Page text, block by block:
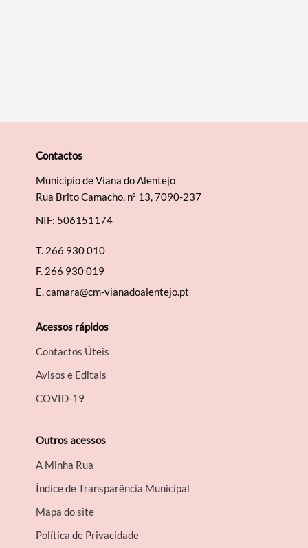
Contactos
Município de Viana do Alentejo
Rua Brito Camacho, nº 13, 7090-237
NIF: 506151174
T. 266 930 010
F. 266 930 019
E.camara@cm-vianadoalentejo.pt
Acessos rápidos
Contactos Úteis
Avisos e Editais
COVID-19
Outros acessos
A Minha Rua
Índice de Transparência Municipal
Mapa do site
Política de Privacidade